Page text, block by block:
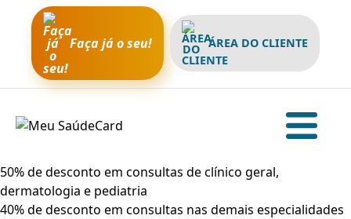
Faça já o seu! ÁREA DO CLIENTE
50% de desconto em consultas de clínico geral,
dermatologia e pediatria
40% de desconto em consultas nas demais especialidades